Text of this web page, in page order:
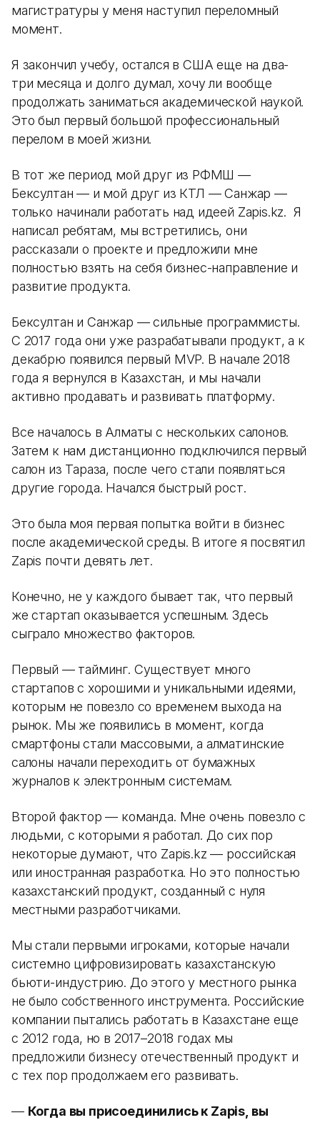
магистратуры у меня наступил переломный
момент.
Я закончил учебу, остался в США еще на два-
три месяца и долго думал, хочу ли вообще
продолжать заниматься академической наукой.
Это был первый большой профессиональный
перелом в моей жизни.
В тот же период мой друг из РФМШ —
Бексултан — и мой друг из КТЛ — Санжар —
только начинали работать над идеей Zapis.kz. Я
написал ребятам, мы встретились, они
рассказали о проекте и предложили мне
полностью взять на себя бизнес-направление и
развитие продукта.
Бексултан и Санжар — сильные программисты.
С 2017 года они уже разрабатывали продукт, а к
декабрю появился первый MVP. В начале 2018
года я вернулся в Казахстан, и мы начали
активно продавать и развивать платформу.
Все началось в Алматы с нескольких салонов.
Затем к нам дистанционно подключился первый
салон из Тараза, после чего стали появляться
другие города. Начался быстрый рост.
Это была моя первая попытка войти в бизнес
после академической среды. В итоге я посвятил
Zapis почти девять лет.
Конечно, не у каждого бывает так, что первый
же стартап оказывается успешным. Здесь
сыграло множество факторов.
Первый — тайминг. Существует много
стартапов с хорошими и уникальными идеями,
которым не повезло со временем выхода на
рынок. Мы же появились в момент, когда
смартфоны стали массовыми, а алматинские
салоны начали переходить от бумажных
журналов к электронным системам.
Второй фактор — команда. Мне очень повезло с
людьми, с которыми я работал. До сих пор
некоторые думают, что Zapis.kz — российская
или иностранная разработка. Но это полностью
казахстанский продукт, созданный с нуля
местными разработчиками.
Мы стали первыми игроками, которые начали
системно цифровизировать казахстанскую
бьюти-индустрию. До этого у местного рынка
не было собственного инструмента. Российские
компании пытались работать в Казахстане еще
с 2012 года, но в 2017–2018 годах мы
предложили бизнесу отечественный продукт и
с тех пор продолжаем его развивать.
— Когда вы присоединились к Zapis, вы